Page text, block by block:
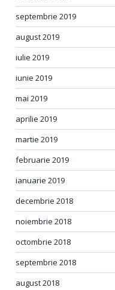
septembrie 2019
august 2019
iulie 2019
iunie 2019
mai 2019
aprilie 2019
martie 2019
februarie 2019
ianuarie 2019
decembrie 2018
noiembrie 2018
octombrie 2018
septembrie 2018
august 2018